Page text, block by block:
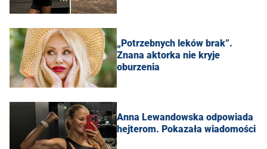
„Potrzebnych leków brak”.
Znana aktorka nie kryje
oburzenia
Anna Lewandowska odpowiada
hejterom. Pokazała wiadomości